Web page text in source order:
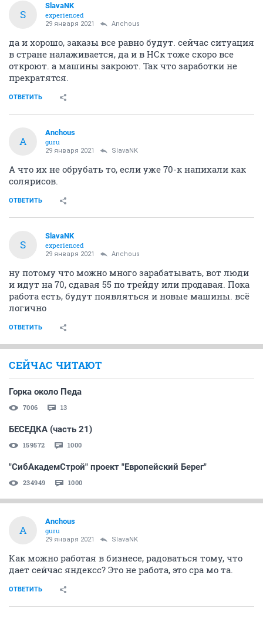
S
SlavaNK
experienced
29 января 2021 Anchous
да и хорошо, заказы все равно будут. сейчас ситуация
в стране налаживается, да и в НСк тоже скоро все
откроют. а машины закроют. Так что заработки не
прекратятся.
ОТВЕТИТЬ
A
Anchous
guru
29 января 2021 SlavaNK
А что их не обрубать то, если уже 70-к напихали как
солярисов.
ОТВЕТИТЬ
S
SlavaNK
experienced
29 января 2021 Anchous
ну потому что можно много зарабатывать, вот люди
и идут на 70, сдавая 55 по трейду или продавая. Пока
работа есть, будут появляться и новые машины. всё
логично
ОТВЕТИТЬ
СЕЙЧАС ЧИТАЮТ
Горка около Педа
7006 13
БЕСЕДКА (часть 21)
159572 1000
"СибАкадемСтрой" проект "Европейский Берег"
234949 1000
A
Anchous
guru
29 января 2021 SlavaNK
Как можно работая в бизнесе, радоваться тому, что
дает сейчас яндексс? Это не работа, это сра мо та.
ОТВЕТИТЬ